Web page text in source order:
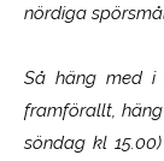
nördiga
Så häng med i
framförallt,
söndag kl